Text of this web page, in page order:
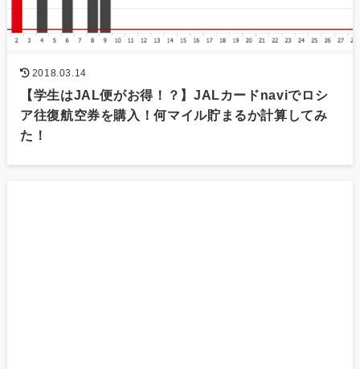
2018.03.14
【学生はJAL便がお得！？】JALカードnaviでロシ
ア往復航空券を購入！何マイル貯まるか計算してみ
た！